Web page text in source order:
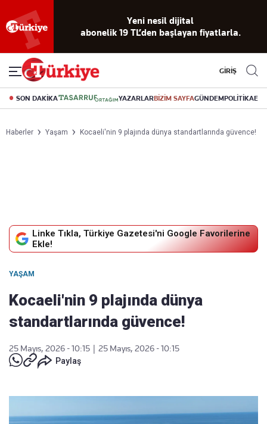
okuma
deneyimi
dijital arşiv
Akıllı haber
asistanı
Eski gazeteleri
indirme canlı soru
cevap
Yeni nesil dijital
GİRİŞ
SON DAKİKA YAZARLARBİZİM SAYFAGÜNDEMPOLİTİKA
Haberler Yaşam Kocaeli'nin 9 plajında dünya standartlarında güvence!
Linke Tıkla, Türkiye Gazetesi'ni Google Favorilerine
Ekle!
YAŞAM
Kocaeli'nin 9 plajında dünya
standartlarında güvence!
25 Mayıs, 2026 - 10:15
25 Mayıs, 2026 - 10:15
Paylaş